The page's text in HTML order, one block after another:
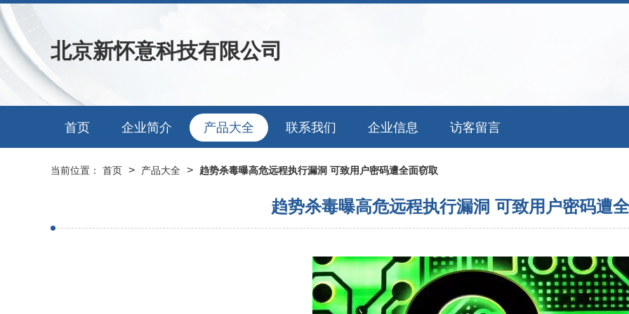
北京新怀意科技有限公司
首页 企业简介 产品大全 联系我们 企业信息 访客留言
当前位置： 首页 > 产品大全 > 趋势杀毒曝高危远程执行漏洞 可致用户密码遭全面窃取
趋势杀毒曝高危远程执行漏洞 可致用户密码遭